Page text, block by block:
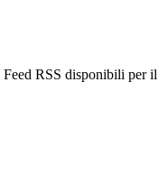
RSS disponibili per il